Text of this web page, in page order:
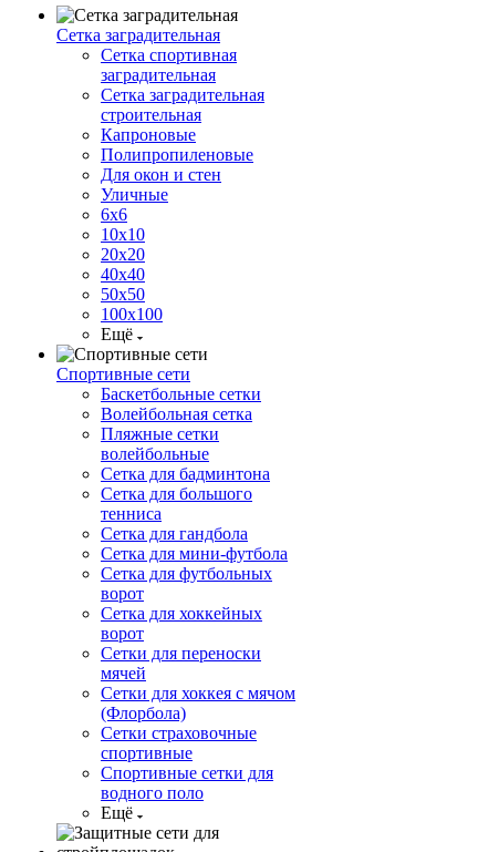
Сетка заградительная
Сетка спортивная
заградительная
Сетка заградительная
строительная
Капроновые
Полипропиленовые
Для окон и стен
Уличные
6х6
10х10
20х20
40х40
50х50
100х100
Ещё
Спортивные сети
Баскетбольные сетки
Волейбольная сетка
Пляжные сетки
волейбольные
Сетка для бадминтона
Сетка для большого
тенниса
Сетка для гандбола
Сетка для мини-футбола
Сетка для футбольных
ворот
Сетка для хоккейных
ворот
Сетки для переноски
мячей
Сетки для хоккея с мячом
(Флорбола)
Сетки страховочные
спортивные
Спортивные сетки для
водного поло
Ещё